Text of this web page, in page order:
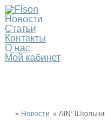
Новости
Статьи
Контакты
О нас
Мой кабинет
» Новости » AIN: